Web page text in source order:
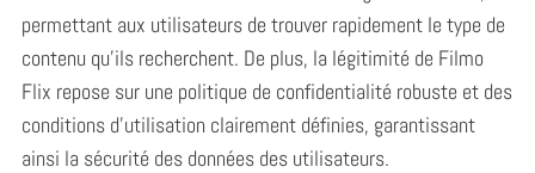
permettant aux utilisateurs de trouver rapidement le type de
contenu qu’ils recherchent. De plus, la légitimité de Filmo
Flix repose sur une politique de confidentialité robuste et des
conditions d’utilisation clairement définies, garantissant
ainsi la sécurité des données des utilisateurs.